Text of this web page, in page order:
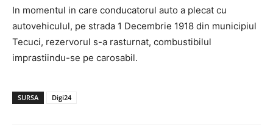
In momentul in care conducatorul auto a plecat cu
autovehiculul, pe strada 1 Decembrie 1918 din municipiul
Tecuci, rezervorul s-a rasturnat, combustibilul
imprastiindu-se pe carosabil.
SURSA Digi24